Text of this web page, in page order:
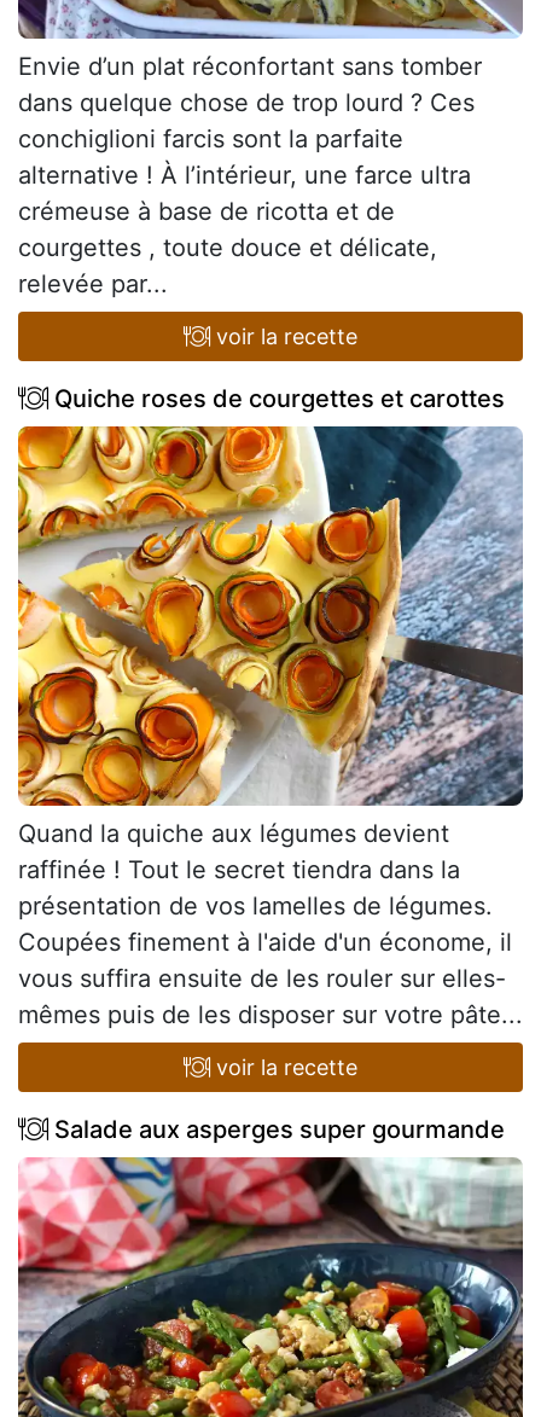
Envie d’un plat réconfortant sans tomber
dans quelque chose de trop lourd ? Ces
conchiglioni farcis sont la parfaite
alternative ! À l’intérieur, une farce ultra
crémeuse à base de ricotta et de
courgettes , toute douce et délicate,
relevée par...
voir la recette
Quiche roses de courgettes et carottes
Quand la quiche aux légumes devient
raffinée ! Tout le secret tiendra dans la
présentation de vos lamelles de légumes.
Coupées finement à l'aide d'un économe, il
vous suffira ensuite de les rouler sur elles-
mêmes puis de les disposer sur votre pâte...
voir la recette
Salade aux asperges super gourmande